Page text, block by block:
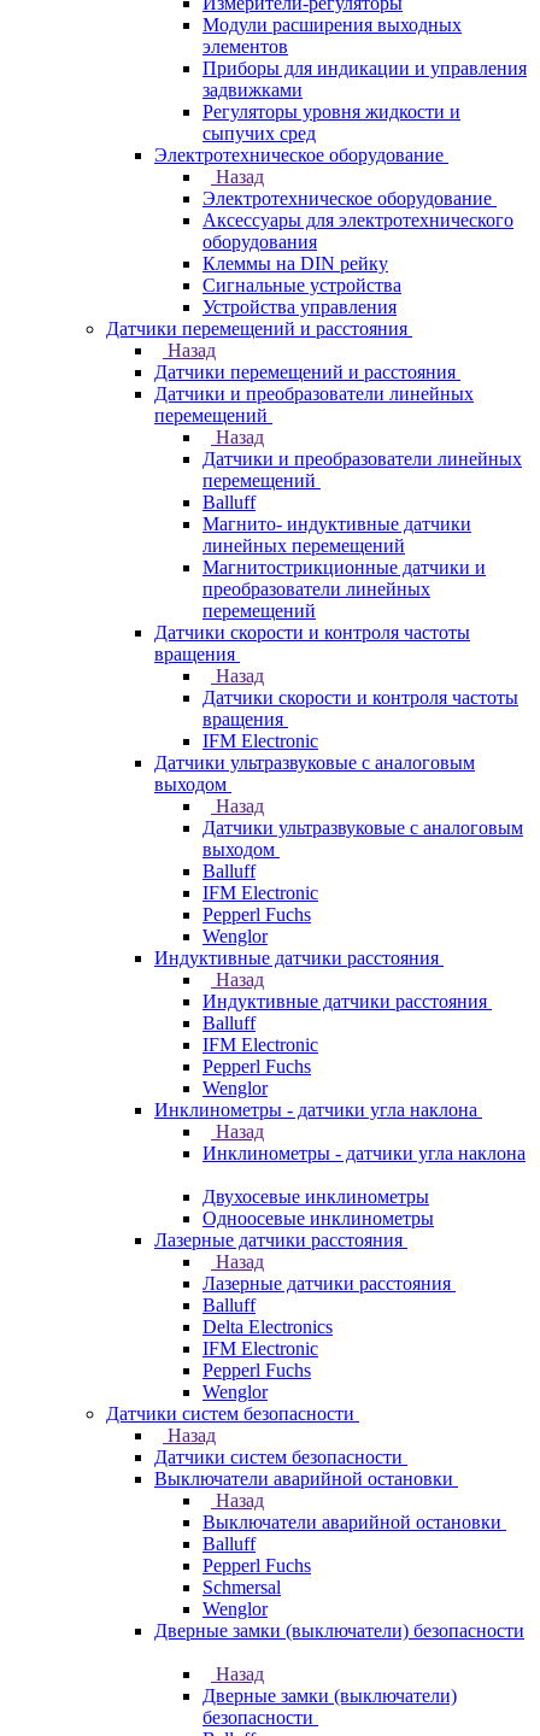
Модули расширения выходных
элементов
Приборы для индикации и управления
задвижками
Регуляторы уровня жидкости и
сыпучих сред
Электротехническое оборудование
Назад
Электротехническое оборудование
Аксессуары для электротехнического
оборудования
Клеммы на DIN рейку
Сигнальные устройства
Устройства управления
Датчики перемещений и расстояния
Назад
Датчики перемещений и расстояния
Датчики и преобразователи линейных
перемещений
Назад
Датчики и преобразователи линейных
перемещений
Balluff
Магнито- индуктивные датчики
линейных перемещений
Магнитострикционные датчики и
преобразователи линейных
перемещений
Датчики скорости и контроля частоты
вращения
Назад
Датчики скорости и контроля частоты
вращения
IFM Electronic
Датчики ультразвуковые с аналоговым
выходом
Назад
Датчики ультразвуковые с аналоговым
выходом
Balluff
IFM Electronic
Pepperl Fuchs
Wenglor
Индуктивные датчики расстояния
Назад
Индуктивные датчики расстояния
Balluff
IFM Electronic
Pepperl Fuchs
Wenglor
Инклинометры - датчики угла наклона
Назад
Инклинометры - датчики угла наклона
Двухосевые инклинометры
Одноосевые инклинометры
Лазерные датчики расстояния
Назад
Лазерные датчики расстояния
Balluff
Delta Electronics
IFM Electronic
Pepperl Fuchs
Wenglor
Датчики систем безопасности
Назад
Датчики систем безопасности
Выключатели аварийной остановки
Назад
Выключатели аварийной остановки
Balluff
Pepperl Fuchs
Schmersal
Wenglor
Дверные замки (выключатели) безопасности
Назад
Дверные замки (выключатели)
безопасности